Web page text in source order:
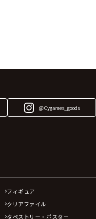
@Cygames_goods
フィギュア
クリアファイル
タペストリー・ポスター